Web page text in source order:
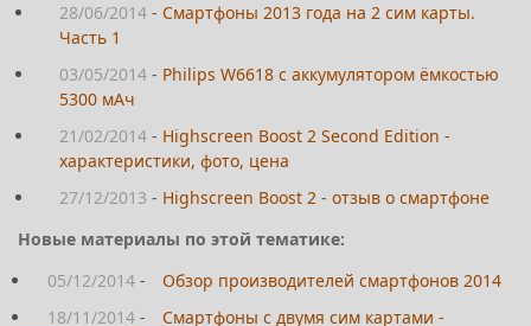
28/06/2014 - Смартфоны 2013 года на 2 сим карты.
Часть 1
03/05/2014 - Philips W6618 с аккумулятором ёмкостью
5300 мАч
21/02/2014 - Highscreen Boost 2 Second Edition -
характеристики, фото, цена
27/12/2013 - Highscreen Boost 2 - отзыв о смартфоне
Новые материалы по этой тематике:
05/12/2014 -
Обзор производителей смартфонов 2014
18/11/2014 -
Смартфоны с двумя сим картами -